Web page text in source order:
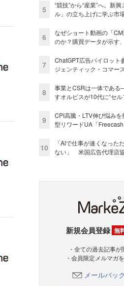
5
“競技”から“産業”へ。新
ル」の立ち上げに学ぶ市
6
なぜショート動画の「
のか？購買データが示す
7
ChatGPT広告パイロッ
ジェンティック・コマー
8
事業とCSRは一体であ
すオルビスが10代に“セ
9
CPI高騰・LTV伸び悩み
型リワードUA「
10
「AIで仕事が速くなった
ない」 米国広告代理店
新規会員登録 無
・全ての過去記事
・会員限定メルマガ
メールバッ